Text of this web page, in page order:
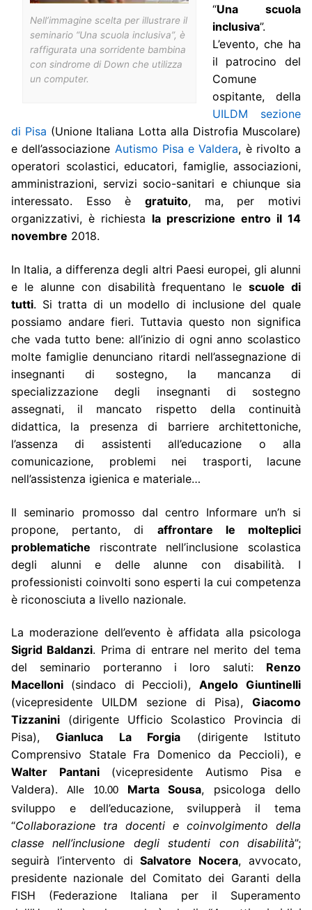
Nell’immagine scelta per illustrare il
seminario “Una scuola inclusiva”, è
raffigurata una sorridente bambina
con sindrome di Down che utilizza
un computer.
“Una scuola
inclusiva”.
L’evento, che ha
il patrocino del
Comune
ospitante, della
UILDM sezione
di Pisa (Unione Italiana Lotta alla Distrofia Muscolare)
e dell’associazione Autismo Pisa e Valdera, è rivolto a
operatori scolastici, educatori, famiglie, associazioni,
amministrazioni, servizi socio-sanitari e chiunque sia
interessato. Esso è gratuito, ma, per motivi
organizzativi, è richiesta la prescrizione entro il 14
novembre 2018.
In Italia, a differenza degli altri Paesi europei, gli alunni
e le alunne con disabilità frequentano lescuole di
tutti. Si tratta di un modello di inclusione del quale
possiamo andare fieri. Tuttavia questo non significa
che vada tutto bene: all’inizio di ogni anno scolastico
molte famiglie denunciano ritardi nell’assegnazione di
insegnanti di sostegno, la mancanza di
specializzazione degli insegnanti di sostegno
assegnati, il mancato rispetto della continuità
didattica, la presenza di barriere architettoniche,
l’assenza di assistenti all’educazione o alla
comunicazione, problemi nei trasporti, lacune
nell’assistenza igienica e materiale…
Il seminario promosso dal centro Informare un’h si
propone, pertanto, di affrontare le molteplici
problematiche riscontrate nell’inclusione scolastica
degli alunni e delle alunne con disabilità. I
professionisti coinvolti sono esperti la cui competenza
è riconosciuta a livello nazionale.
La moderazione dell’evento è affidata alla psicologa
Sigrid Baldanzi. Prima di entrare nel merito del tema
del seminario porteranno i loro saluti: Renzo
Macelloni (sindaco di Peccioli),Angelo Giuntinelli
(vicepresidente UILDM sezione di Pisa), Giacomo
Tizzanini (dirigente Ufficio Scolastico Provincia di
Pisa),Gianluca La Forgia (dirigente Istituto
Comprensivo Statale Fra Domenico da Peccioli), e
Walter Pantani(vicepresidente Autismo Pisa e
Valdera). Alle 10.00 Marta Sousa, psicologa dello
sviluppo e dell’educazione, svilupperà il tema
“Collaborazione tra docenti e coinvolgimento della
classe nell’inclusione degli studenti con disabilità”;
seguirà l’intervento diSalvatore Nocera, avvocato,
presidente nazionale del Comitato dei Garanti della
FISH (Federazione Italiana per il Superamento